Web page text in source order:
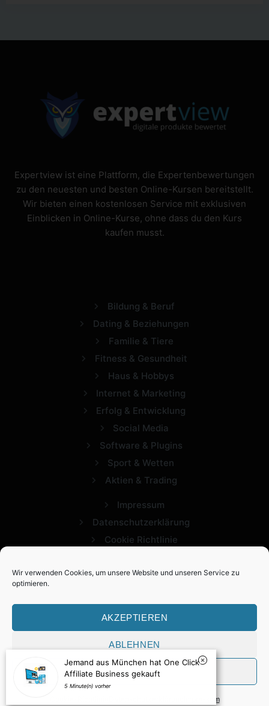
Wir verwenden Cookies, um unsere Website und unseren Service zu
optimieren.
AKZEPTIEREN
ABLEHNEN
VORLIEBEN
Impressum
Expertview ist eine Plattform, die Expertenbewertungen
zu den neuesten und besten Online-Kursen bereitstellt.
Wir bieten einen kostenlosen Service mit exklusiven
Einblicken in Online-Kurse, ohne dass du den Kurs
kaufen musst.
Bildung & Beruf
Dating & Beziehungen
Familie & Tiere
Fitness & Gesundheit
Haus & Hobbys
Internet & Marketing
Erfolg & Entwicklung
Social Media
Software & Plugins
Sport & Wetten
Aktien & Trading
Impressum
Datenschutzerklärung
Cookie Richtlinie
2026 Expertview. Alle Rechte vorbehalten.
Jemand aus München hat One Click
Affiliate Business gekauft
5 Minute(n) vorher